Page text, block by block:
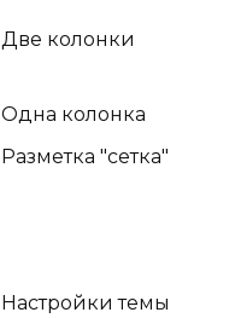
Две колонки
Одна колонка
Разметка "сетка"
Настройки темы